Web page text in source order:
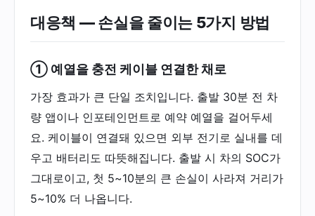
대응책 — 손실을 줄이는 5가지 방법
① 예열을 충전 케이블 연결한 채로
가장 효과가 큰 단일 조치입니다. 출발 30분 전 차
량 앱이나 인포테인먼트로 예약 예열을 걸어두세
요. 케이블이 연결돼 있으면 외부 전기로 실내를 데
우고 배터리도 따뜻해집니다. 출발 시 차의 SOC가
그대로이고, 첫 5~10분의 큰 손실이 사라져 거리가
5~10% 더 나옵니다.